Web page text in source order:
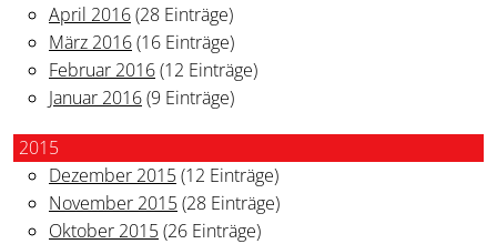
April 2016(28 Einträge)
März 2016(16 Einträge)
Februar 2016(12 Einträge)
Januar 2016(9 Einträge)
2015
Dezember 2015(12 Einträge)
November 2015(28 Einträge)
Oktober 2015(26 Einträge)